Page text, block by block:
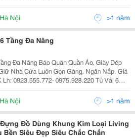
Bảo Quản Quần Áo, Giày Dép &Ndash;
Luôn Gọn Gàng, Ngăn Nắp Thông Tin Sản
Hà Nội >1 năm
Tầng Đa Năng
Đa Năng Bảo Quản Quần Áo, Giày Dép
Nhà Cửa Luôn Gọn Gàng, Ngăn Nắp. Giá
Lh: 0923.555.772- 0975.928.220 Tủ Vải 6
Bảo Quản Quần Áo, Giày Dép &Ndash;
Luôn Gọn Gàng, Ngăn Nắp Thông Tin Sản
Hà Nội >1 năm
Đồ Dùng Khung Kim Loại Living
Bền Siêu Đẹp Siêu Chắc Chắn